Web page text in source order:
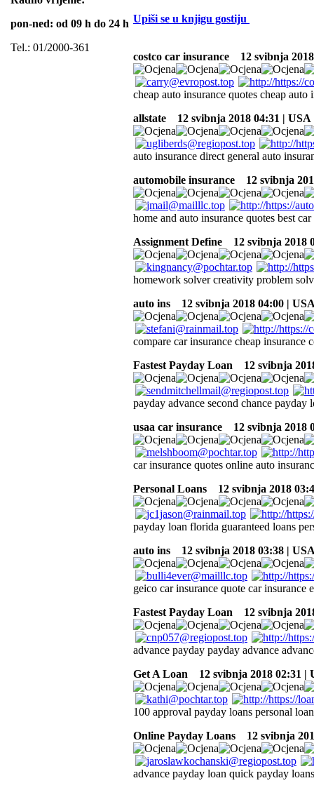
pon-ned: od 09 h do 24 h
Tel.: 01/2000-361
Upiši se u knjigu gostiju
costco car insurance 12 svibnja
cheap auto insurance quotes cheap
allstate
12 svibnja 2018 04:31 | USA
auto insurance direct general auto
automobile insurance
12 svibnja
home and auto insurance quotes best
Assignment Define
12 svibnja 2018
homework solver creativity problem
auto ins
12 svibnja 2018 04:00 |
compare car insurance cheap insurance
Fastest Payday Loan
12 svibnja
payday advance second chance
usaa car insurance
12 svibnja 2018
car insurance quotes online auto
Personal Loans
12 svibnja 2018
payday loan florida guaranteed loans
auto ins
12 svibnja 2018 03:38 |
geico car insurance quote car insurance
Fastest Payday Loan
12 svibnja
advance payday payday advance
Get A Loan
12 svibnja 2018 02:31 |
100 approval payday loans personal
Online Payday Loans
12 svibnja
advance payday loan quick payday